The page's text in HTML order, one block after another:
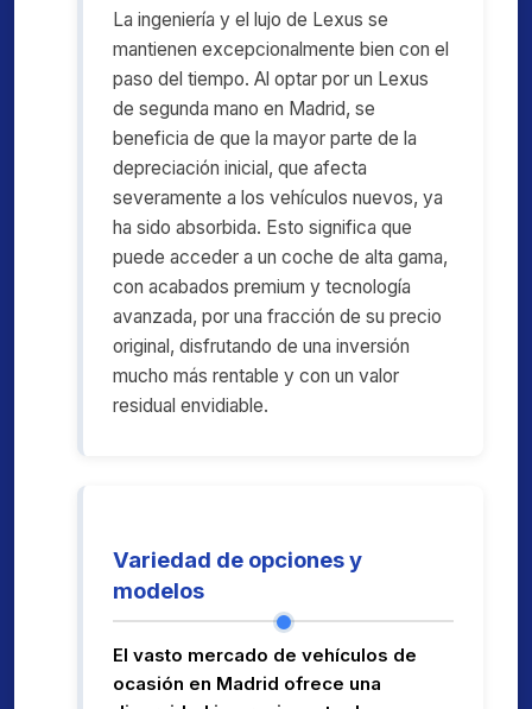
La ingeniería y el lujo de Lexus se
mantienen excepcionalmente bien con el
paso del tiempo. Al optar por un Lexus
de segunda mano en Madrid, se
beneficia de que la mayor parte de la
depreciación inicial, que afecta
severamente a los vehículos nuevos, ya
ha sido absorbida. Esto significa que
puede acceder a un coche de alta gama,
con acabados premium y tecnología
avanzada, por una fracción de su precio
original, disfrutando de una inversión
mucho más rentable y con un valor
residual envidiable.
Variedad de opciones y
modelos
El vasto mercado de vehículos de
ocasión en Madrid ofrece una